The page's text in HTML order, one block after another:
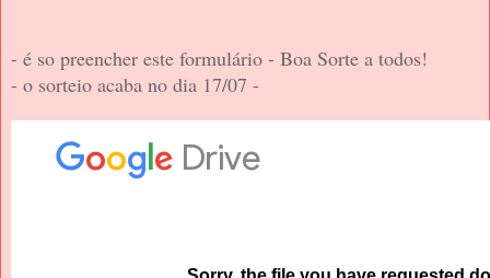
- é so preencher este formulário - Boa Sorte a todos!
- o sorteio acaba no dia 17/07 -